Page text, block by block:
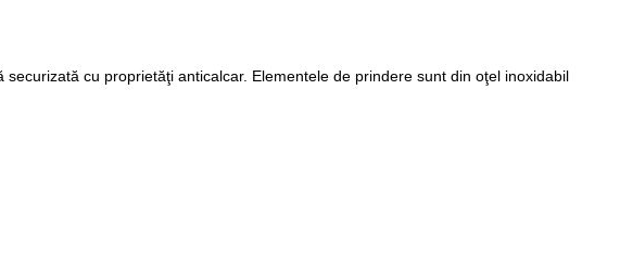
cu proprietăţi anticalcar. Elementele de prindere sunt din oţel inoxidabil